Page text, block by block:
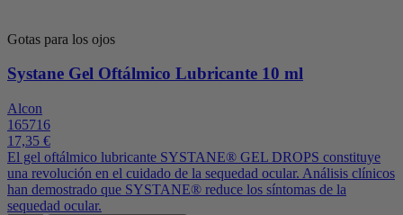
Gotas para los ojos
Systane Gel Oftálmico Lubricante 10 ml
Alcon
165716
17,35 €
El gel oftálmico lubricante SYSTANE® GEL DROPS constituye
una revolución en el cuidado de la sequedad ocular. Análisis clínicos
han demostrado que SYSTANE® reduce los síntomas de la
sequedad ocular.